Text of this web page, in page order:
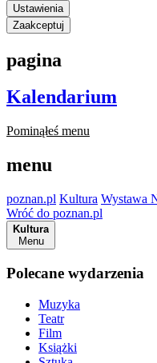
Ustawienia
Zaakceptuj
pagina
Kalendarium
Pominąłeś menu
menu
poznan.pl Kultura Wystawa
Wróć do poznan.pl
Kultura
Menu
Polecane wydarzenia
Muzyka
Teatr
Film
Książki